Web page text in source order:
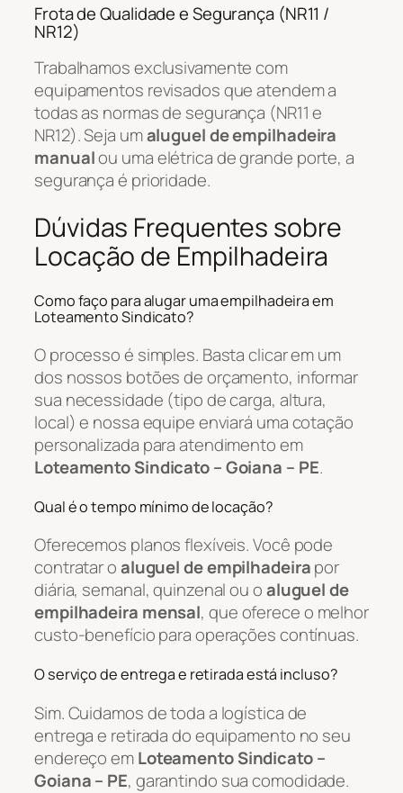
Frota de Qualidade e Segurança (NR11 /
NR12)
Trabalhamos exclusivamente com
equipamentos revisados que atendem a
todas as normas de segurança (NR11 e
NR12). Seja umaluguel de empilhadeira
manualou uma elétrica de grande porte, a
segurança é prioridade.
Dúvidas Frequentes sobre
Locação de Empilhadeira
Como faço para alugar uma empilhadeira em
Loteamento Sindicato?
O processo é simples. Basta clicar em um
dos nossos botões de orçamento, informar
sua necessidade (tipo de carga, altura,
local) e nossa equipe enviará uma cotação
personalizada para atendimento em
Loteamento Sindicato – Goiana – PE.
Qual é o tempo mínimo de locação?
Oferecemos planos flexíveis. Você pode
contratar oaluguel de empilhadeirapor
diária, semanal, quinzenal ou oaluguel de
empilhadeira mensal, que oferece o melhor
custo-benefício para operações contínuas.
O serviço de entrega e retirada está incluso?
Sim. Cuidamos de toda a logística de
entrega e retirada do equipamento no seu
endereço emLoteamento Sindicato –
Goiana – PE, garantindo sua comodidade.